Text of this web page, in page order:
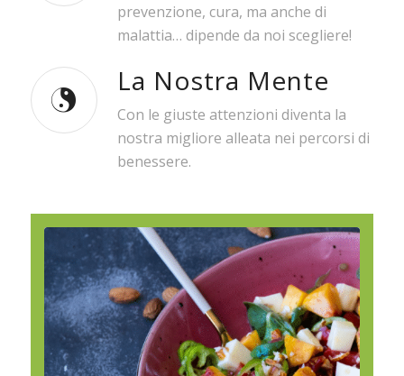
prevenzione, cura, ma anche di
malattia… dipende da noi scegliere!
La Nostra Mente
Con le giuste attenzioni diventa la
nostra migliore alleata nei percorsi di
benessere.